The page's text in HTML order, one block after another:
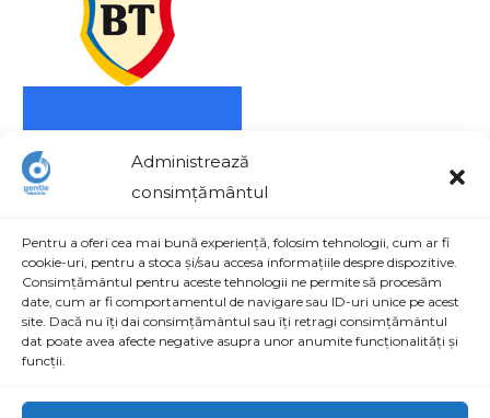
Administrează
consimțământul
Pentru a oferi cea mai bună experiență, folosim tehnologii, cum ar fi
cookie-uri, pentru a stoca și/sau accesa informațiile despre dispozitive.
Consimțământul pentru aceste tehnologii ne permite să procesăm
date, cum ar fi comportamentul de navigare sau ID-uri unice pe acest
site. Dacă nu îți dai consimțământul sau îți retragi consimțământul
dat poate avea afecte negative asupra unor anumite funcționalități și
funcții.
Contact